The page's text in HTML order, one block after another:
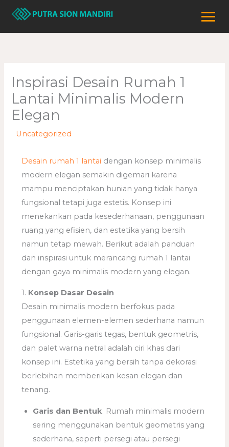
Lewati
konten
Inspirasi Desain Rumah 1
Lantai Minimalis Modern
Elegan
Uncategorized
Desain rumah 1 lantai dengan konsep minimalis
modern elegan semakin digemari karena
mampu menciptakan hunian yang tidak hanya
fungsional tetapi juga estetis. Konsep ini
menekankan pada kesederhanaan, penggunaan
ruang yang efisien, dan estetika yang bersih
namun tetap mewah. Berikut adalah panduan
dan inspirasi untuk merancang rumah 1 lantai
dengan gaya minimalis modern yang elegan.
1. Konsep Dasar Desain
Desain minimalis modern berfokus pada
penggunaan elemen-elemen sederhana namun
fungsional. Garis-garis tegas, bentuk geometris,
dan palet warna netral adalah ciri khas dari
konsep ini. Estetika yang bersih tanpa dekorasi
berlebihan memberikan kesan elegan dan
tenang.
Garis dan Bentuk: Rumah minimalis modern
sering menggunakan bentuk geometris yang
sederhana, seperti persegi atau persegi